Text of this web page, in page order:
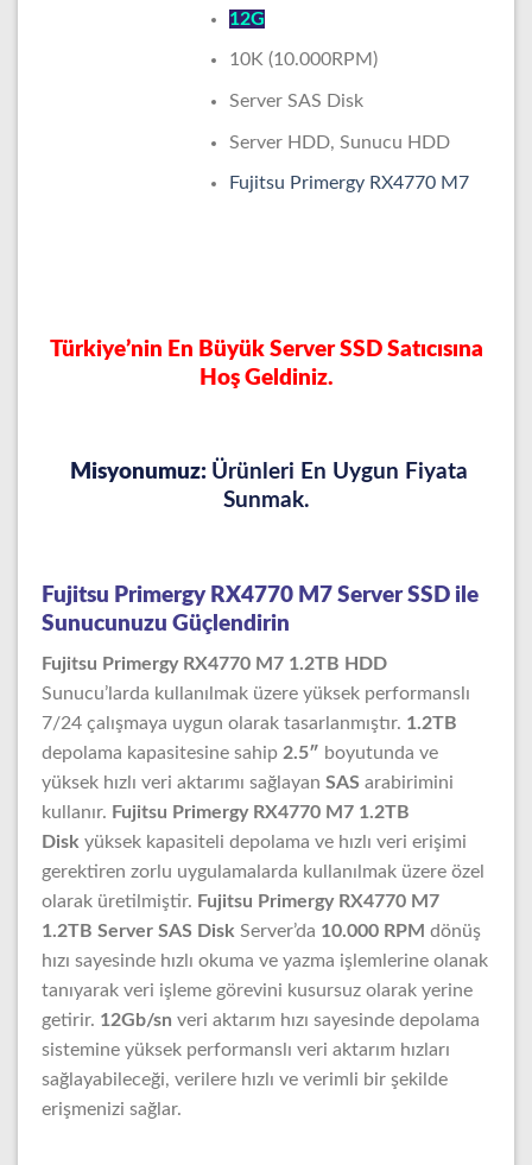
12G
10K (10.000RPM)
Server SAS Disk
Server HDD, Sunucu HDD
Fujitsu Primergy RX4770 M7
Türkiye’nin En Büyük Server SSD Satıcısına
Hoş Geldiniz.
Misyonumuz: Ürünleri En Uygun Fiyata
Sunmak.
Fujitsu Primergy RX4770 M7 Server SSD ile
Sunucunuzu Güçlendirin
Fujitsu Primergy RX4770 M7 1.2TB HDD
Sunucu’larda kullanılmak üzere yüksek performanslı
7/24 çalışmaya uygun olarak tasarlanmıştır. 1.2TB
depolama kapasitesine sahip 2.5″ boyutunda ve
yüksek hızlı veri aktarımı sağlayan SAS arabirimini
kullanır. Fujitsu Primergy RX4770 M7 1.2TB
Disk yüksek kapasiteli depolama ve hızlı veri erişimi
gerektiren zorlu uygulamalarda kullanılmak üzere özel
olarak üretilmiştir. Fujitsu Primergy RX4770 M7
1.2TB Server SAS Disk Server’da 10.000 RPM dönüş
hızı sayesinde hızlı okuma ve yazma işlemlerine olanak
tanıyarak veri işleme görevini kusursuz olarak yerine
getirir. 12Gb/sn veri aktarım hızı sayesinde depolama
sistemine yüksek performanslı veri aktarım hızları
sağlayabileceği, verilere hızlı ve verimli bir şekilde
erişmenizi sağlar.